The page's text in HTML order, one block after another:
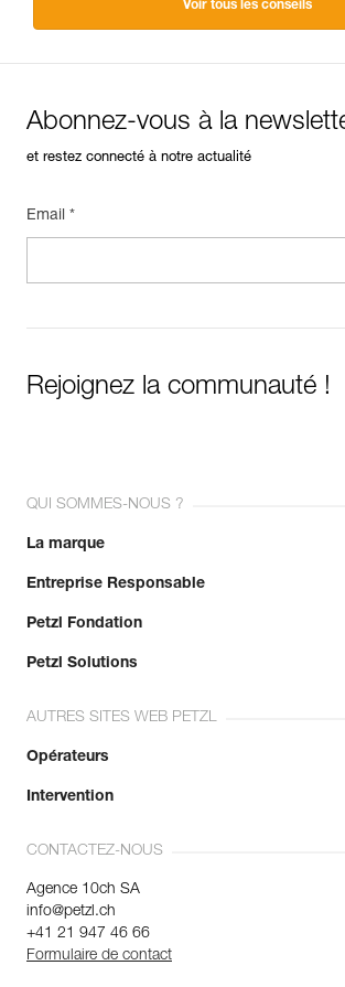
Voir tous les conseils
Abonnez-vous à la
et restez connecté à notre actualité
Email *
Rejoignez la communauté !
QUI SOMMES-NOUS ?
La marque
Entreprise Responsable
Petzl Fondation
Petzl Solutions
AUTRES SITES WEB PETZL
Opérateurs
Intervention
CONTACTEZ-NOUS
Agence 10ch SA
info@petzl.ch
+41 21 947 46 66
Formulaire de contact